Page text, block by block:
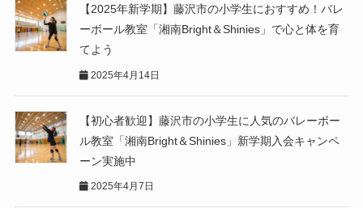
【2025年新学期】藤沢市の小学生におすすめ！バレ
ーボール教室「湘南Bright＆Shinies」で心と体を育
てよう
2025年4月14日
【初心者歓迎】藤沢市の小学生に人気のバレーボー
ル教室「湘南Bright＆Shinies」新学期入会キャンペ
ーン実施中
2025年4月7日